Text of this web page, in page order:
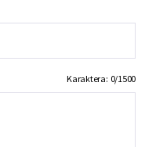
Karaktera: 0/1500